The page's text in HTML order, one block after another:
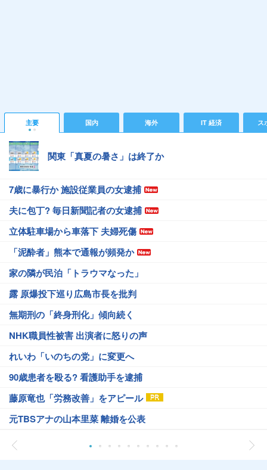
主要 国内 海外 IT 経済 ス
関東「真夏の暑さ」は終了か
7歳に暴行か 施設従業員の女逮捕
夫に包丁? 毎日新聞記者の女逮捕
立体駐車場から車落下 夫婦死傷
「泥酔者」熊本で通報が頻発か
家の隣が民泊「トラウマなった」
露 原爆投下巡り広島市長を批判
無期刑の「終身刑化」傾向続く
NHK職員性被害 出演者に怒りの声
れいわ「いのちの党」に変更へ
90歳患者を殴る? 看護助手を逮捕
藤原竜也「労務改善」をアピール
元TBSアナの山本里菜 離婚を公表